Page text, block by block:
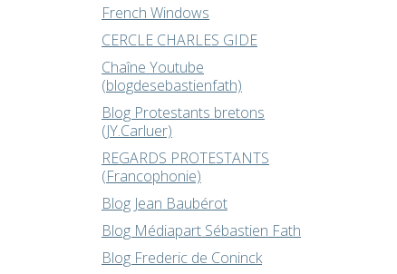
French Windows
CERCLE CHARLES GIDE
Chaîne Youtube
(blogdesebastienfath)
Blog Protestants bretons
(JY.Carluer)
REGARDS PROTESTANTS
(Francophonie)
Blog Jean Baubérot
Blog Médiapart Sébastien Fath
Blog Frederic de Coninck